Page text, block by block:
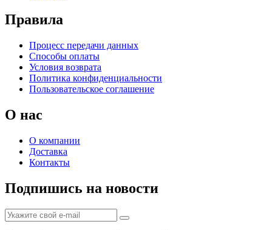
Правила
Процесс передачи данных
Способы оплаты
Условия возврата
Политика конфиденциальности
Пользовательское соглашение
О нас
О компании
Доставка
Контакты
Подпишись на новости